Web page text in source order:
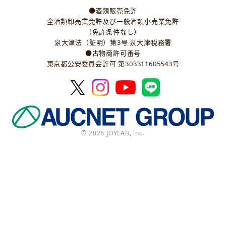
●酒類販売免許
全酒類卸売業免許及び一般酒類小売業免許
（免許条件なし）
泉大津法（証明）第3号 泉大津税務署
●古物商許可番号
東京都公安委員会許可 第303311605543号
© 2026 JOYLAB, inc.